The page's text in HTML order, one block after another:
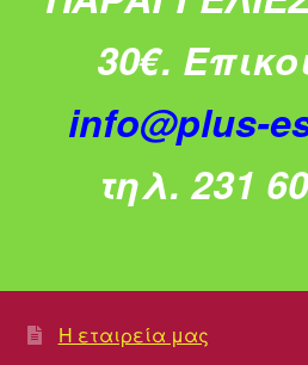
30€.
info@plus-
τηλ. 231
Η εταιρεία μας